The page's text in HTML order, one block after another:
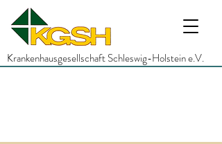
Krankenhausgesellschaft Schleswig-Holstein e.V.